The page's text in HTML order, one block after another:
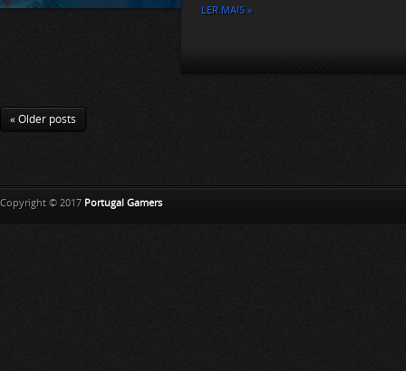
LER MAIS »
« Older posts
Copyright © 2017 Portugal Gamers